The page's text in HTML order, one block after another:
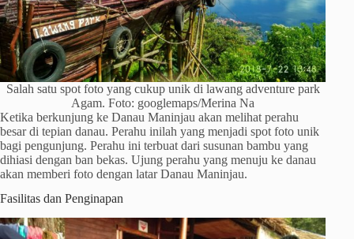
Salah satu spot foto yang cukup unik di lawang adventure park
Agam. Foto: googlemaps/Merina Na
Ketika berkunjung ke Danau Maninjau akan melihat perahu
besar di tepian danau. Perahu inilah yang menjadi spot foto unik
bagi pengunjung. Perahu ini terbuat dari susunan bambu yang
dihiasi dengan ban bekas. Ujung perahu yang menuju ke danau
akan memberi foto dengan latar Danau Maninjau.
Fasilitas dan Penginapan